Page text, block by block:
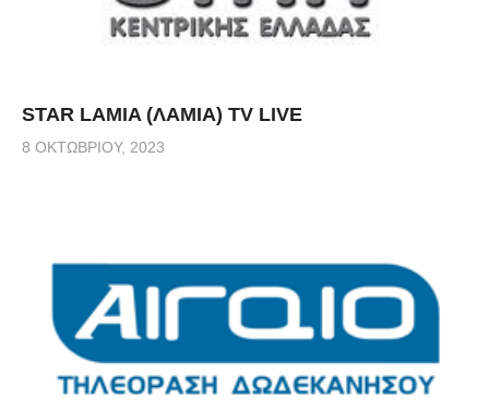
STAR LAMIA (ΛΑΜΙΑ) TV LIVE
8 ΟΚΤΩΒΡΊΟΥ, 2023